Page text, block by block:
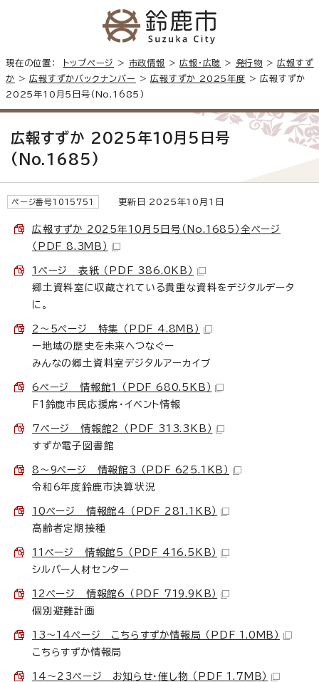
現在の位置： トップページ > 市政情報 >広報・広聴 > 発行物 >広報すず
か >広報すずかバックナンバー >広報すずか 2025年度 > 広報すずか
2025年10月5日号(No.1685)
広報すずか 2025年10月5日号
(No.1685)
ページ番号1015751 更新日 2025年10月1日
広報すずか 2025年10月5日号（No.1685）全ページ
（PDF 8.3MB）
1ページ 表紙 （PDF 386.0KB）
郷土資料室に収蔵されている貴重な資料をデジタルデータ
に。
2～5ページ 特集 （PDF 4.8MB）
ー地域の歴史を未来へつなぐー
みんなの郷土資料室デジタルアーカイブ
6ページ 情報館1 （PDF 680.5KB）
F1鈴鹿市民応援席・イベント情報
7ページ 情報館2 （PDF 313.3KB）
すずか電子図書館
8～9ページ 情報館3 （PDF 625.1KB）
令和6年度鈴鹿市決算状況
10ページ 情報館4 （PDF 281.1KB）
高齢者定期接種
11ページ 情報館5 （PDF 416.5KB）
シルバー人材センター
12ページ 情報館6 （PDF 719.9KB）
個別避難計画
13～14ページ こちらすずか情報局 （PDF 1.0MB）
こちらすずか情報局
14～23ページ お知らせ・催し物 （PDF 1.7MB）